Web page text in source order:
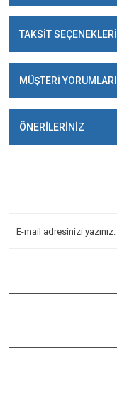
TAKSİT SEÇENEKLERİ
MÜŞTERİ YORUMLARI
ÖNERİLERİNİZ